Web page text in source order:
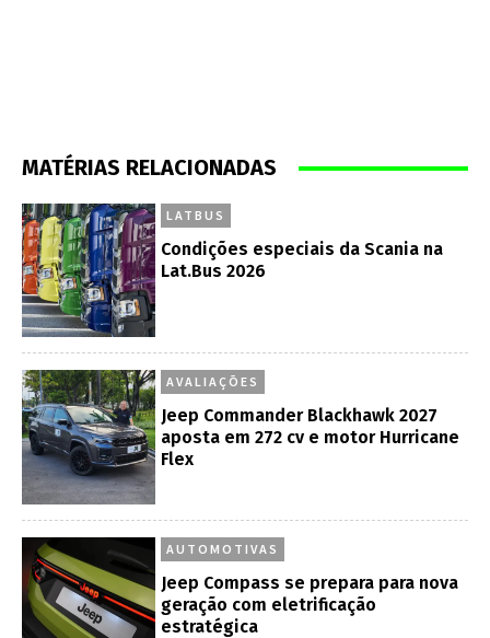
MATÉRIAS RELACIONADAS
LATBUS
Condições especiais da Scania na
Lat.Bus 2026
AVALIAÇÕES
Jeep Commander Blackhawk 2027
aposta em 272 cv e motor Hurricane
Flex
AUTOMOTIVAS
Jeep Compass se prepara para nova
geração com eletrificação
estratégica